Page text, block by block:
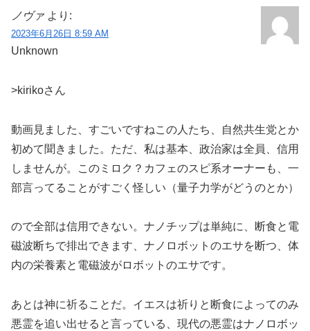
ノヴァ より:
2023年6月26日 8:59 AM
Unknown
>kirikoさん
動画見ました、すごいですねこの人たち、自然共生党とか
初めて聞きました。ただ、私は基本、政治家は全員、信用
しませんが。このミロク？カフェのスピ系オーナーも、一
部言ってることがすごく怪しい（量子力学がどうのとか）
ので全部は信用できない。ナノチップは単純に、断食と電
磁波断ちで排出できます、ナノロボットのエサを断つ、体
内の栄養素と電磁波がロボットのエサです。
あとは神に祈ることだ。イエスは祈りと断食によってのみ
悪霊を追い出せると言っている、現代の悪霊はナノロボッ